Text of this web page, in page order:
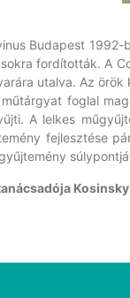
Budapest
fordították. A
utalva. Az
foglal
A lelkes
fejlesztése